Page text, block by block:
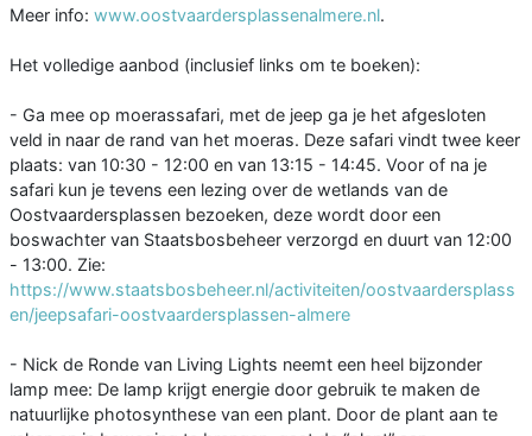
Meer info: www.oostvaardersplassenalmere.nl.
Het volledige aanbod (inclusief links om te boeken):
- Ga mee op moerassafari, met de jeep ga je het afgesloten
veld in naar de rand van het moeras. Deze safari vindt twee keer
plaats: van 10:30 - 12:00 en van 13:15 - 14:45. Voor of na je
safari kun je tevens een lezing over de wetlands van de
Oostvaardersplassen bezoeken, deze wordt door een
boswachter van Staatsbosbeheer verzorgd en duurt van 12:00
- 13:00. Zie:
https://www.staatsbosbeheer.nl/activiteiten/oostvaardersplass
en/jeepsafari-oostvaardersplassen-almere
- Nick de Ronde van Living Lights neemt een heel bijzonder
lamp mee: De lamp krijgt energie door gebruik te maken de
natuurlijke photosynthese van een plant. Door de plant aan te